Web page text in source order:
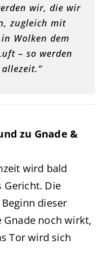
wir, die wir
zugleich mit
Wolken dem
– so werden
zu Gnade &
wird bald
Gericht. Die
dieser
Gnade noch wirkt,
Tor wird sich